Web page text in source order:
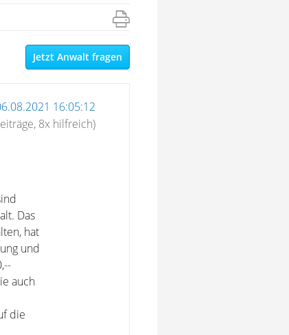
Jetzt Anwalt fragen
16:05:12
8x hilfreich)
Das
hat
und
auch
die